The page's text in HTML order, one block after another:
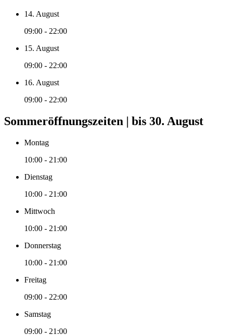
14. August
09:00 - 22:00
15. August
09:00 - 22:00
16. August
09:00 - 22:00
Sommeröffnungszeiten | bis 30. August
Montag
10:00 - 21:00
Dienstag
10:00 - 21:00
Mittwoch
10:00 - 21:00
Donnerstag
10:00 - 21:00
Freitag
09:00 - 22:00
Samstag
09:00 - 21:00